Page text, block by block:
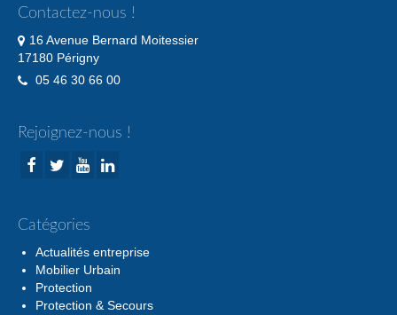
Contactez-nous !
16 Avenue Bernard Moitessier
17180 Périgny
05 46 30 66 00
Rejoignez-nous !
Catégories
Actualités entreprise
Mobilier Urbain
Protection
Protection & Secours